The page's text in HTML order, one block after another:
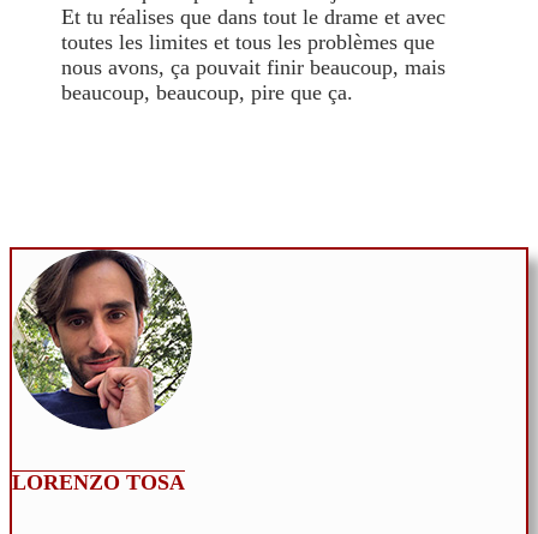
Et tu réalises que dans tout le drame et avec
toutes les limites et tous les problèmes que
nous avons, ça pouvait finir beaucoup, mais
beaucoup, beaucoup, pire que ça.
LORENZO TOSA